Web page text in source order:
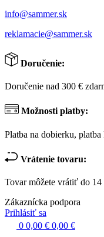
info@sammer.sk
reklamacie@sammer.sk
Doručenie:
Doručenie nad 300 €
Možnosti platby:
Platba na dobierku,
Vrátenie tovaru:
Tovar môžete vrátiť do
Zákaznícka podpora
Prihlásiť sa
0 0,00 € 0,00 €